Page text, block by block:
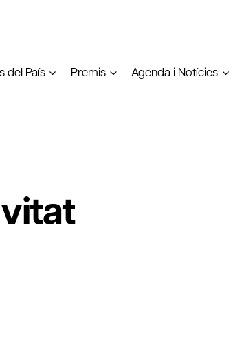
del País Premis Agenda i Notícies